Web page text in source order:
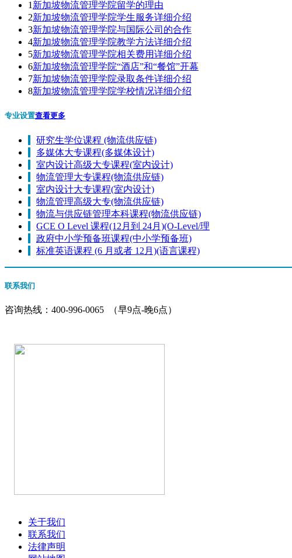
1 新加坡物流管理学院留学的理由
2新加坡物流管理学院学生服务详细介绍
3新加坡物流管理学院与国际公司的合作
4新加坡物流管理学院教学方法详细介绍
5新加坡物流管理学院相关费用详细介绍
6新加坡物流管理学院“酒店”和“餐馆”开幕
7新加坡物流管理学院录取条件详细介绍
8新加坡物流管理学院学校情况详细介绍
专业设置查看更多
研究生学位课程 (物流供应链)
多媒体大专课程(多媒体设计)
室内设计高级大专课程(室内设计)
物流管理大专课程(物流供应链)
室内设计大专课程(室内设计)
物流管理高级大专(物流供应链)
物流与供应链管理本科课程(物流供应链)
GCE O Level 课程(12月到 24月)(O-Level/理
政府中小学预备班课程(中小学预备班)
标准英语课程 (6 月或者 12月)(语言课程)
联系我们
咨询热线： 400-996-0065 （早9点-晚6点）
关于我们
联系我们
法律声明